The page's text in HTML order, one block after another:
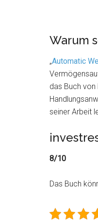
Warum
„Automatic
das Buch
seiner Arbeit
8/10
Das Buch